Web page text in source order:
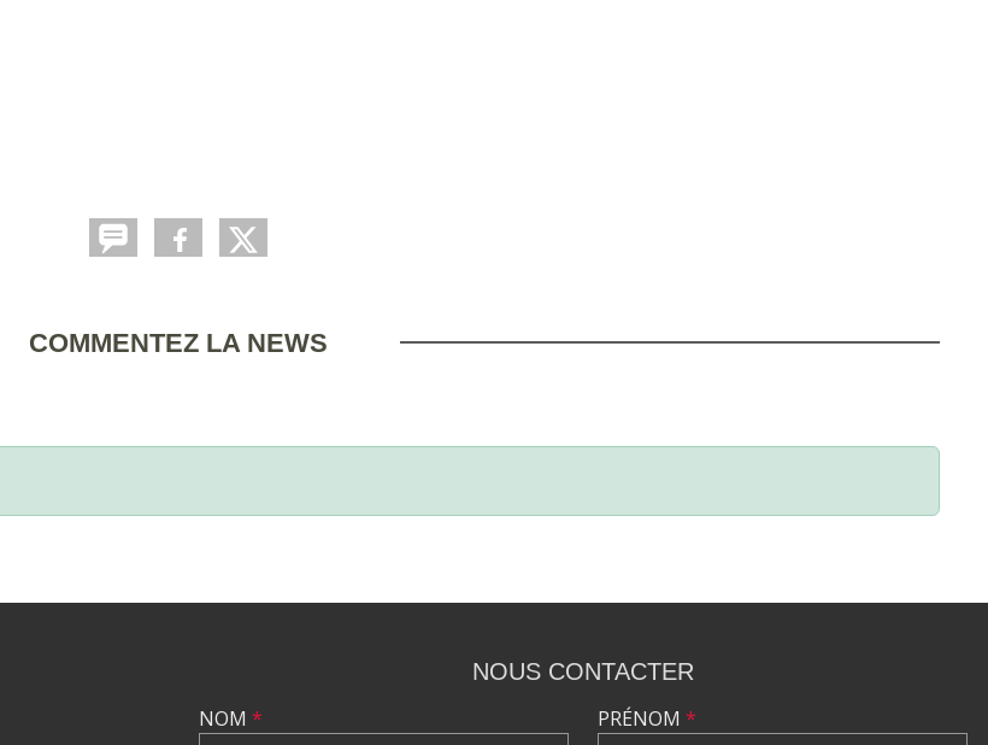
COMMENTEZ LA NEWS
NOUS CONTACTER
NOM * PRÉNOM *